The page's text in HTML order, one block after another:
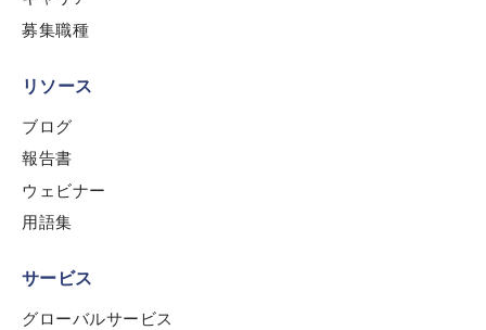
募集職種
リソース
ブログ
報告書
ウェビナー
用語集
サービス
グローバルサービス